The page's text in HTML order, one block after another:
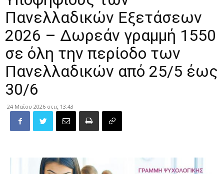
Πανελλαδικών Εξετάσεων
2026 – Δωρεάν γραμμή 1550
σε όλη την περίοδο των
Πανελλαδικών από 25/5 έως
30/6
24 Μαΐου 2026 στις 13:43